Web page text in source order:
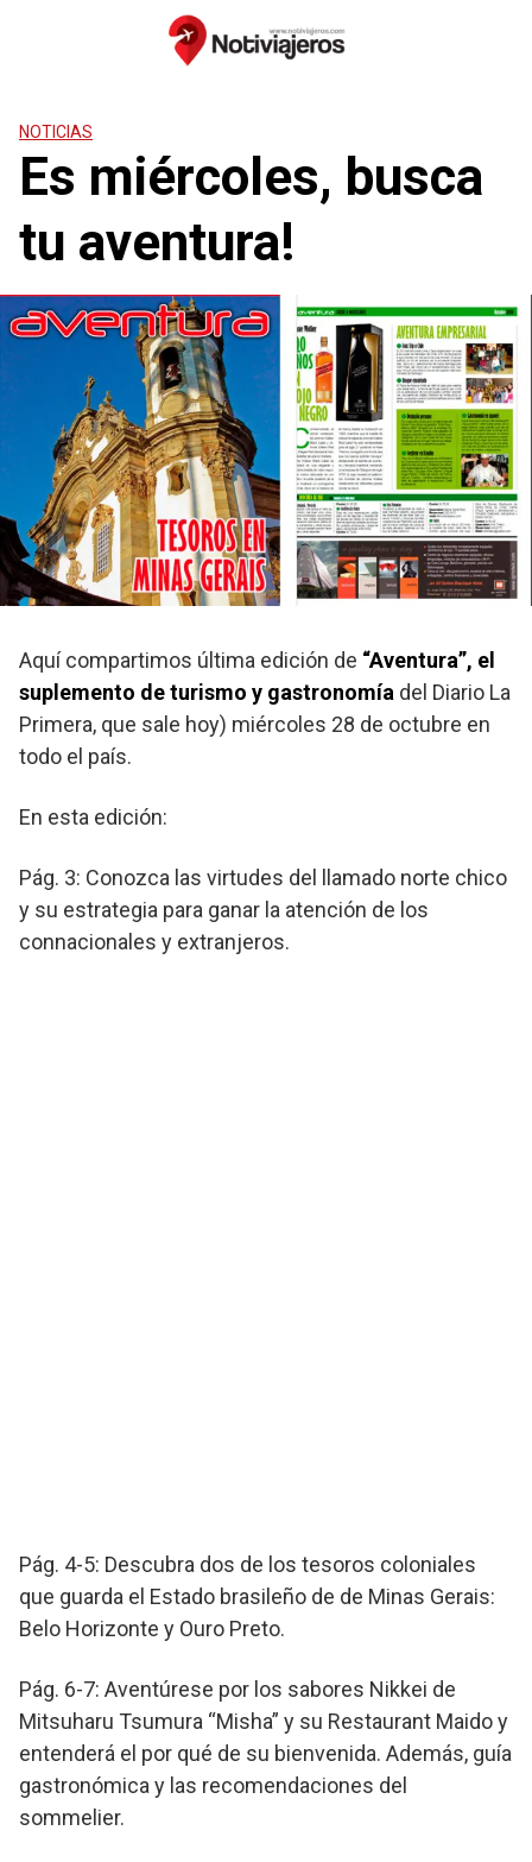
NOTICIAS
Es miércoles, busca
tu aventura!
Aquí compartimos última edición de “Aventura”, el
suplemento de turismo y gastronomía del Diario La
Primera, que sale hoy) miércoles 28 de octubre en
todo el país.
En esta edición:
Pág. 3: Conozca las virtudes del llamado norte chico
y su estrategia para ganar la atención de los
connacionales y extranjeros.
Pág. 4-5: Descubra dos de los tesoros coloniales
que guarda el Estado brasileño de de Minas Gerais:
Belo Horizonte y Ouro Preto.
Pág. 6-7: Aventúrese por los sabores Nikkei de
Mitsuharu Tsumura “Misha” y su Restaurant Maido y
entenderá el por qué de su bienvenida. Además, guía
gastronómica y las recomendaciones del
sommelier.